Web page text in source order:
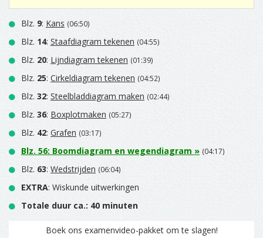
Blz. 9: Kans (06:50)
Blz. 14: Staafdiagram tekenen (04:55)
Blz. 20: Lijndiagram tekenen (01:39)
Blz. 25: Cirkeldiagram tekenen (04:52)
Blz. 32: Steelbladdiagram maken (02:44)
Blz. 36: Boxplotmaken (05:27)
Blz. 42: Grafen (03:17)
Blz. 56: Boomdiagram en wegendiagram » (04:17)
Blz. 63: Wedstrijden (06:04)
EXTRA: Wiskunde uitwerkingen
Totale duur ca.: 40 minuten
Boek ons examenvideo-pakket om te slagen!